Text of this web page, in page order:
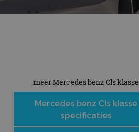
meer Mercedes benz Cls klasse
Mercedes benz Cls klasse
specificaties